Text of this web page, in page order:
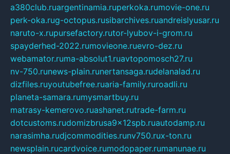
a380club.ruargentinamia.ruperkoka.rumovie-one.ru
perk-oka.rug-octopus.rusibarchives.ruandreislyusar.ru
naruto-x.rupursefactory.rutor-lyubov-i-grom.ru
spayderhed-2022.rumovieone.ruevro-dez.ru
webamator.ruma-absolut1.ruavtopomosch27.ru
nv-750.runews-plain.runertansaga.rudelanalad.ru
dizfiles.ruyoutubefree.ruaria-family.ruroadli.ru
planeta-samara.rumysmartbuy.ru
matrasy-kemerovo.ruashanet.rutrade-farm.ru
dotcustoms.rudomizbrusa9x12spb.ruautodamp.ru
narasimha.rudjcommodities.runv750.rux-ton.ru
newsplain.rucardvoice.rumodopaper.rumanunae.ru